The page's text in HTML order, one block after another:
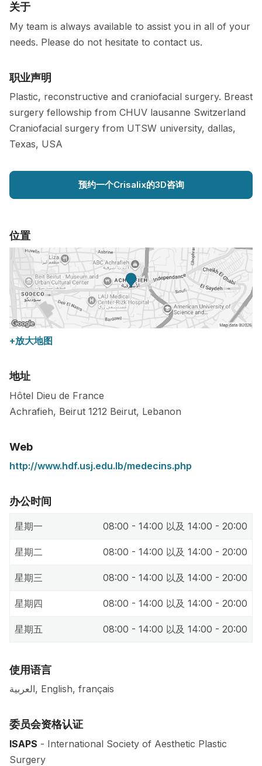
关于
My team is always available to assist you in all of your
needs. Please do not hesitate to contact us.
职业声明
Plastic, reconstructive and craniofacial surgery. Breast
surgery fellowship from CHUV lausanne Switzerland
Craniofacial surgery from UTSW university, dallas,
Texas, USA
预约一个Crisalix的3D咨询
位置
+放大地图
地址
Hôtel Dieu de France
Achrafieh, Beirut 1212 Beirut, Lebanon
Web
http://www.hdf.usj.edu.lb/medecins.php
办公时间
星期一 08:00 - 14:00 以及 14:00 - 20:00
星期二 08:00 - 14:00 以及 14:00 - 20:00
星期三 08:00 - 14:00 以及 14:00 - 20:00
星期四 08:00 - 14:00 以及 14:00 - 20:00
星期五 08:00 - 14:00 以及 14:00 - 20:00
使用语言
العربية, English, français
委员会资格认证
ISAPS - International Society of Aesthetic Plastic
Surgery